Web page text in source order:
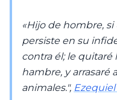
«Hijo de hombre,
persiste en su
contra él; le quitaré
hambre, y arrasaré
animales.", Ezequiel